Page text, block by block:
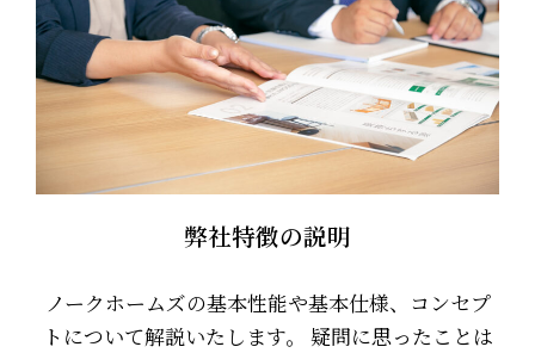
弊社特徴の説明
ノークホームズの基本性能や基本仕様、コンセプ
トについて解説いたします。 疑問に思ったことは